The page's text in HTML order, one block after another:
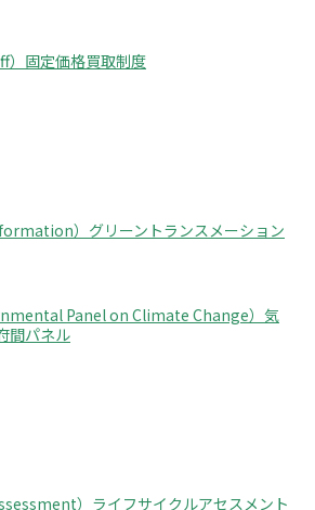
固定価格買取制度
）グリーントランスメーション
Panel on Climate Change）気
間パネル
）ライフサイクルアセスメント